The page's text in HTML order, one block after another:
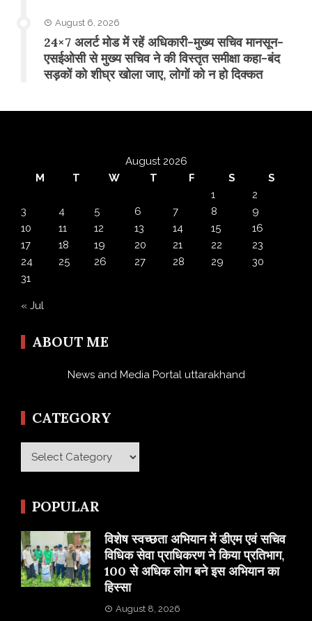
August 6, 2026
24×7 अलर्ट मोड में रहें अधिकारी-मुख्य सचिव मानसून-
एसईओसी से मुख्य सचिव ने की विस्तृत समीक्षा कहा-बंद
सड़कों को शीघ्र खोला जाए, लोगों को न हो दिक्कत
August 2026
M
T W T F S
S
1
2
3
4 5 6 7 8
9
10
11 12 13 14 15
16
17
18 19 20 21 22
23
24
25 26 27 28 29
30
31
« Jul
ABOUT ME
News and Media Portal uttarakhand
CATEGORY
Category
POPULAR
विशेष स्वच्छता अभियान में डीएम एवं सचिव
विधिक सेवा प्राधिकरण ने किया प्रतिभाग,
100 से अधिक लोग बने इस अभियान का
हिस्सा
August 8, 2026